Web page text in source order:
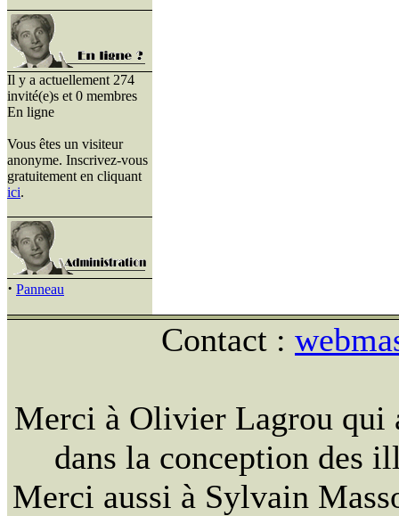
Il y a actuellement 274
invité(e)s et 0 membres
En ligne
Vous êtes un visiteur
anonyme. Inscrivez-vous
gratuitement en cliquant
ici.
· Panneau
Contact :
Merci à Olivier Lagrou qui
dans la conception des
Merci aussi à Sylvain